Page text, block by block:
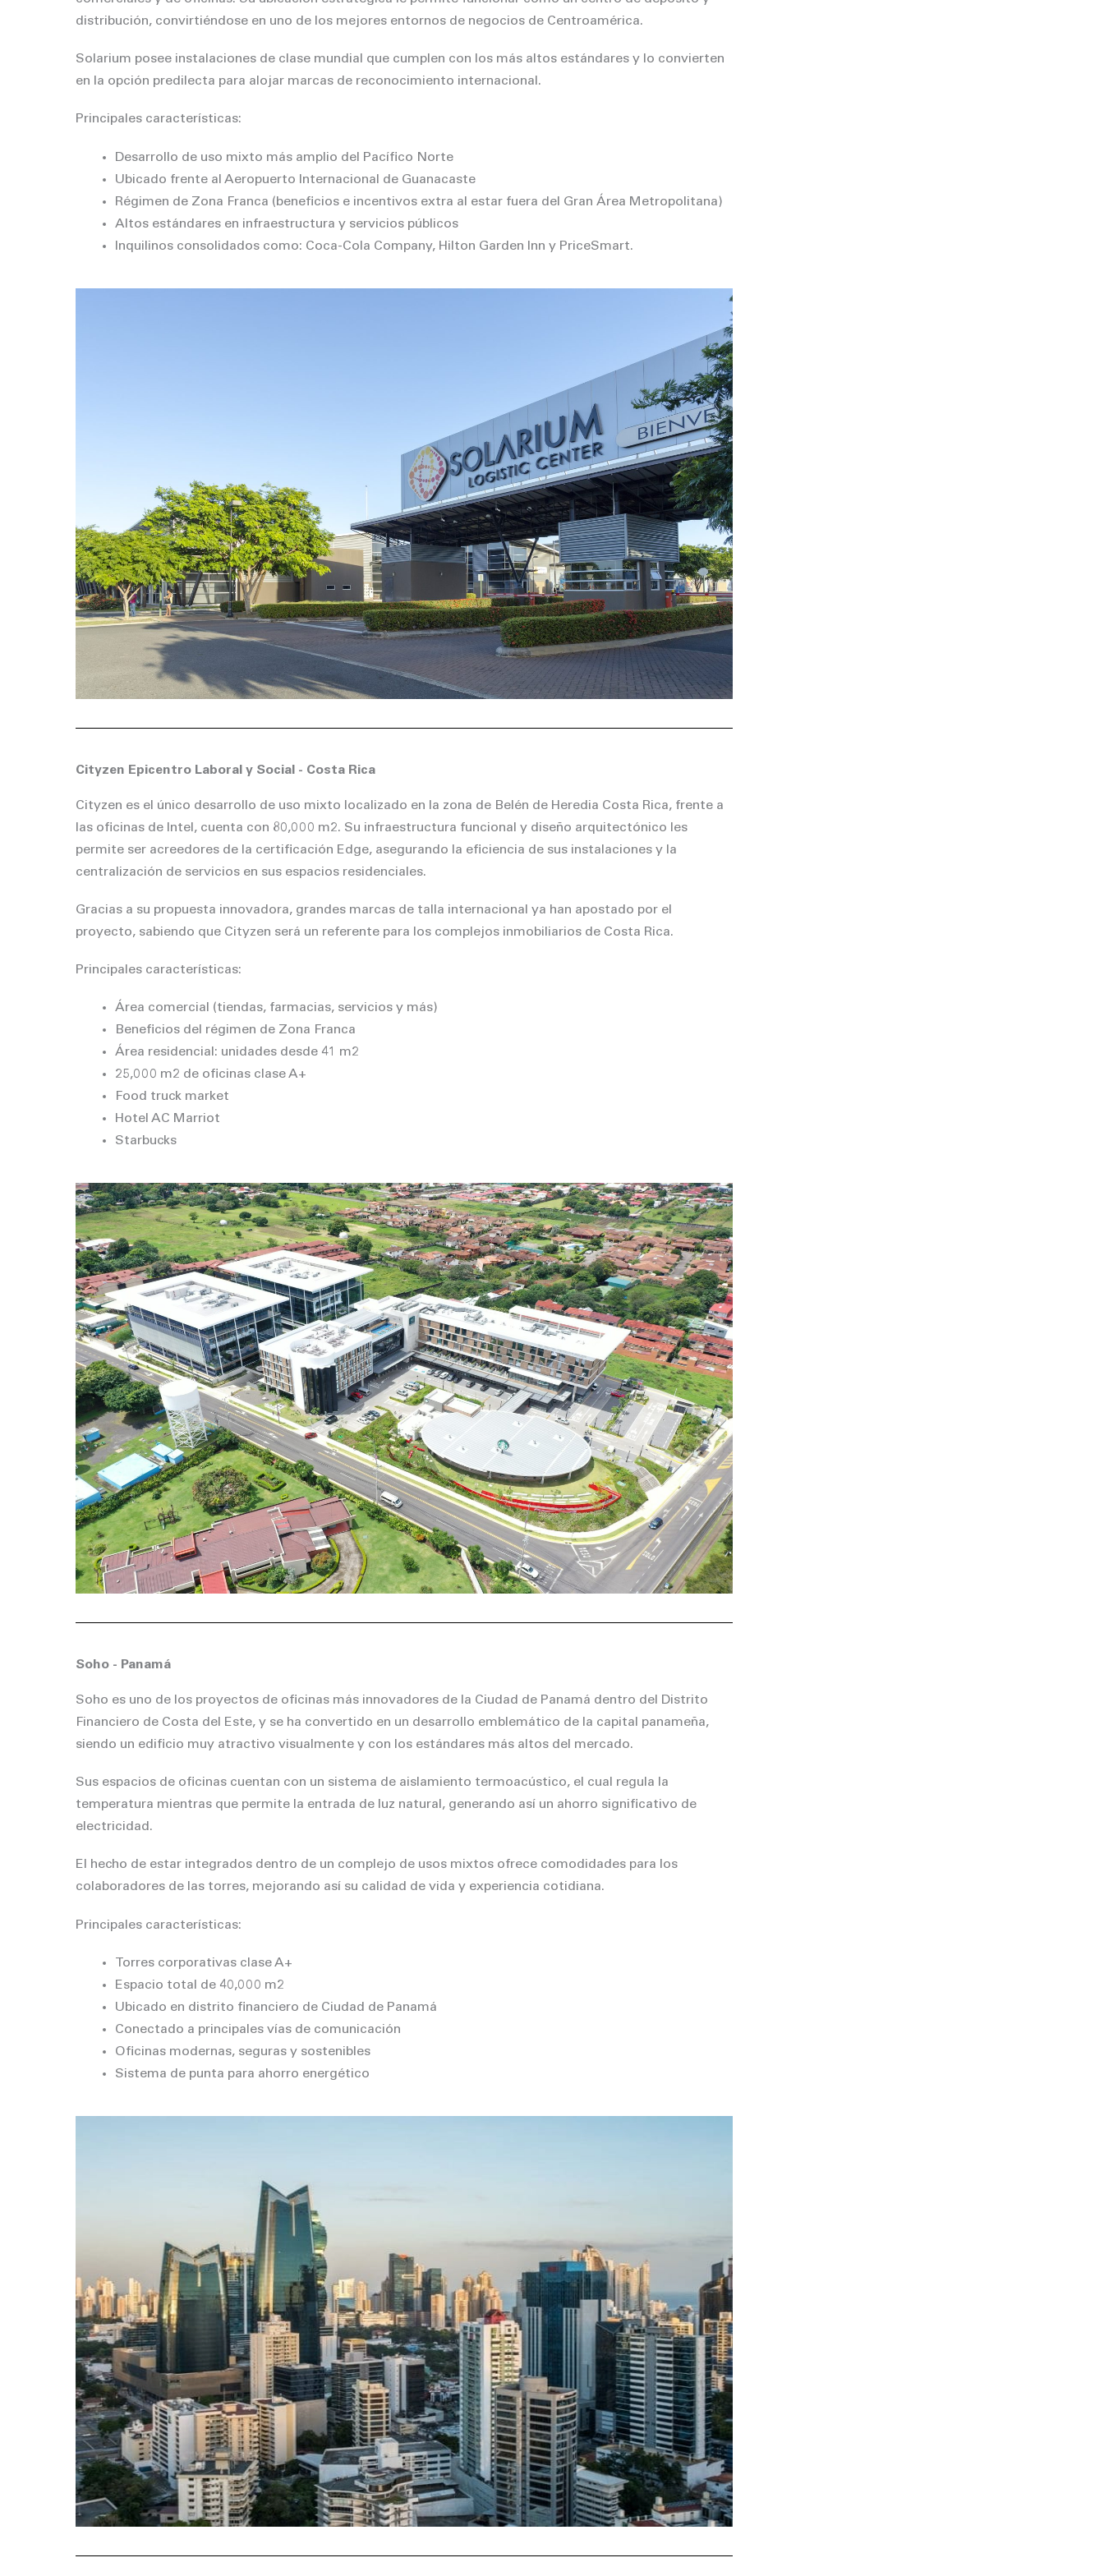
distribución, convirtiéndose en uno de los mejores entornos de negocios de Centroamérica.
Solarium posee instalaciones de clase mundial que cumplen con los más altos estándares y lo convierten
en la opción predilecta para alojar marcas de reconocimiento internacional.
Principales características:
Desarrollo de uso mixto más amplio del Pacífico Norte
Ubicado frente al Aeropuerto Internacional de Guanacaste
Régimen de Zona Franca (beneficios e incentivos extra al estar fuera del Gran Área Metropolitana)
Altos estándares en infraestructura y servicios públicos
Inquilinos consolidados como: Coca-Cola Company, Hilton Garden Inn y PriceSmart.
Cityzen Epicentro Laboral y Social - Costa Rica
Cityzen es el único desarrollo de uso mixto localizado en la zona de Belén de Heredia Costa Rica, frente a
las oficinas de Intel, cuenta con 80,000 m2. Su infraestructura funcional y diseño arquitectónico les
permite ser acreedores de la certificación Edge, asegurando la eficiencia de sus instalaciones y la
centralización de servicios en sus espacios residenciales.
Gracias a su propuesta innovadora, grandes marcas de talla internacional ya han apostado por el
proyecto, sabiendo que Cityzen será un referente para los complejos inmobiliarios de Costa Rica.
Principales características:
Área comercial (tiendas, farmacias, servicios y más)
Beneficios del régimen de Zona Franca
Área residencial: unidades desde 41 m2
25,000 m2 de oficinas clase A+
Food truck market
Hotel AC Marriot
Starbucks
Soho - Panamá
Soho es uno de los proyectos de oficinas más innovadores de la Ciudad de Panamá dentro del Distrito
Financiero de Costa del Este, y se ha convertido en un desarrollo emblemático de la capital panameña,
siendo un edificio muy atractivo visualmente y con los estándares más altos del mercado.
Sus espacios de oficinas cuentan con un sistema de aislamiento termoacústico, el cual regula la
temperatura mientras que permite la entrada de luz natural, generando así un ahorro significativo de
electricidad.
El hecho de estar integrados dentro de un complejo de usos mixtos ofrece comodidades para los
colaboradores de las torres, mejorando así su calidad de vida y experiencia cotidiana.
Principales características:
Torres corporativas clase A+
Espacio total de 40,000 m2
Ubicado en distrito financiero de Ciudad de Panamá
Conectado a principales vías de comunicación
Oficinas modernas, seguras y sostenibles
Sistema de punta para ahorro energético